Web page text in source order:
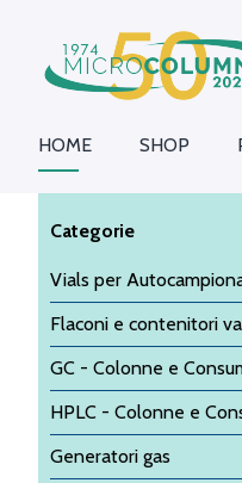
HOME SHOP
Categorie
Vials per
Flaconi e contenitori
GC - Colonne e
HPLC - Colonne e
Generatori gas